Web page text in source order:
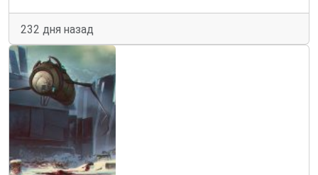
232 дня назад